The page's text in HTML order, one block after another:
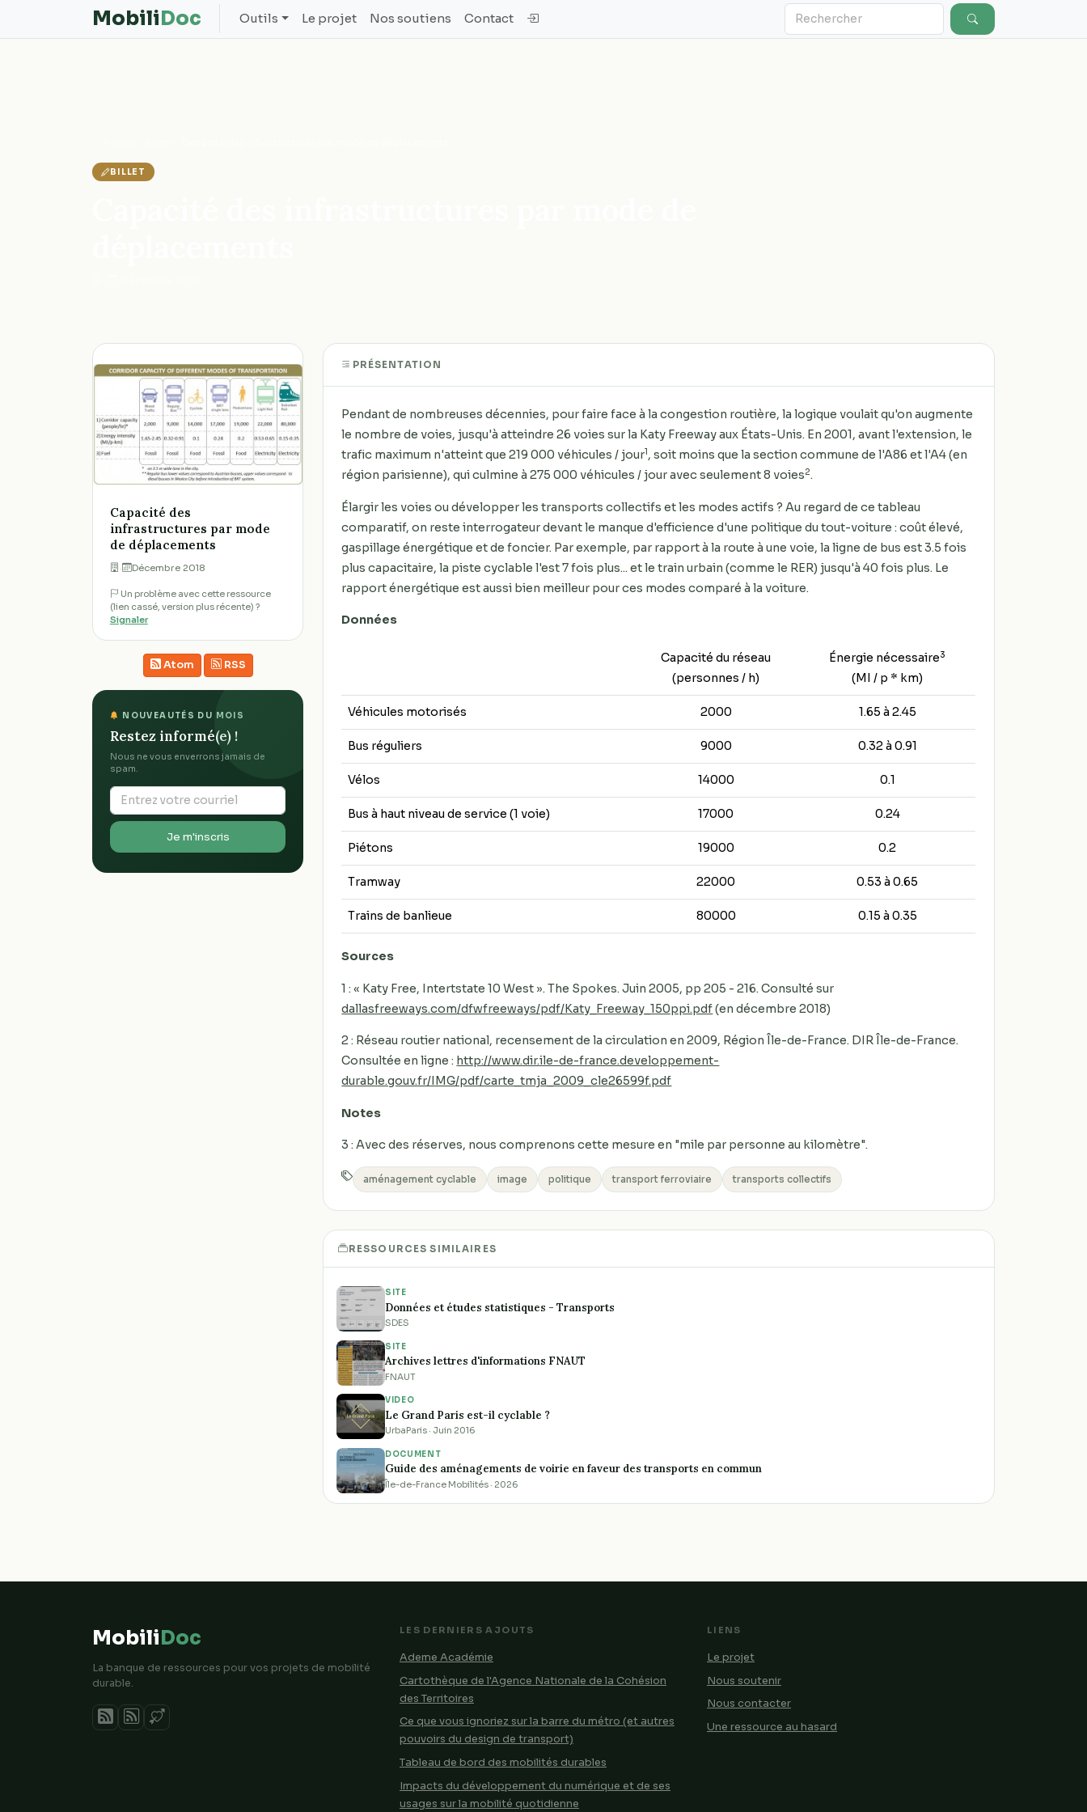
MobiliDoc Outils Le projet Nos soutiens Contact
BILLET
Capacité des
infrastructures par mode
de déplacements
· Décembre 2018
Un problème avec cette ressource
(lien cassé, version plus récente) ?
Signaler
Atom RSS
NOUVEAUTÉS DU MOIS
Restez informé(e) !
Nous ne vous enverrons jamais de
spam.
Je m'inscris
PRÉSENTATION
Pendant de nombreuses décennies, pour faire face à la congestion routière, la logique voulait qu'on augmente
le nombre de voies, jusqu'à atteindre 26 voies sur la Katy Freeway aux États-Unis. En 2001, avant l'extension, le
trafic maximum n'atteint que 219 000 véhicules / jour1, soit moins que la section commune de l'A86 et l'A4 (en
région parisienne), qui culmine à 275 000 véhicules / jour avec seulement 8 voies2.
Élargir les voies ou développer les transports collectifs et les modes actifs ? Au regard de ce tableau
comparatif, on reste interrogateur devant le manque d'efficience d'une politique du tout-voiture : coût élevé,
gaspillage énergétique et de foncier. Par exemple, par rapport à la route à une voie, la ligne de bus est 3.5 fois
plus capacitaire, la piste cyclable l'est 7 fois plus... et le train urbain (comme le RER) jusqu'à 40 fois plus. Le
rapport énergétique est aussi bien meilleur pour ces modes comparé à la voiture.
Données
Capacité du réseau
(personnes / h)
Énergie nécessaire3
(MI / p * km)
Véhicules motorisés 2000 1.65 à 2.45
Bus réguliers 9000 0.32 à 0.91
Vélos 14000 0.1
Bus à haut niveau de service (1 voie) 17000 0.24
Piétons 19000 0.2
Tramway 22000 0.53 à 0.65
Trains de banlieue 80000 0.15 à 0.35
Sources
1 : « Katy Free, Intertstate 10 West ». The Spokes. Juin 2005, pp 205 - 216. Consulté sur
dallasfreeways.com/dfwfreeways/pdf/Katy_Freeway_150ppi.pdf(en décembre 2018)
2 : Réseau routier national, recensement de la circulation en 2009, Région Île-de-France. DIR Île-de-France.
Consultée en ligne : http://www.dir.ile-de-france.developpement-
durable.gouv.fr/IMG/pdf/carte_tmja_2009_cle26599f.pdf
Notes
3 : Avec des réserves, nous comprenons cette mesure en "mile par personne au kilomètre".
aménagement cyclable image politique transport ferroviaire transports collectifs
RESSOURCES SIMILAIRES
SITE
Données et études statistiques - Transports
SDES
SITE
Archives lettres d'informations FNAUT
FNAUT
VIDEO
Le Grand Paris est-il cyclable ?
UrbaParis · Juin 2016
DOCUMENT
Guide des aménagements de voirie en faveur des transports en commun
Île-de-France Mobilités · 2026
MobiliDoc
La banque de ressources pour vos projets de mobilité
durable.
LES DERNIERS AJOUTS
Ademe Académie
Cartothèque de l'Agence Nationale de la Cohésion
des Territoires
Ce que vous ignoriez sur la barre du métro (et autres
pouvoirs du design de transport)
Tableau de bord des mobilités durables
Impacts du développement du numérique et de ses
usages sur la mobilité quotidienne
LIENS
Le projet
Nous soutenir
Nous contacter
Une ressource au hasard